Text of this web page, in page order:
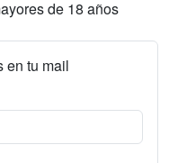
de 18 años
en tu mail